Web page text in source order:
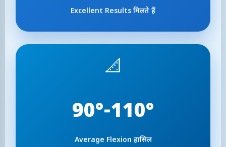
Excellent Results मिलते हैं
📐
90°-110°
Average Flexion हासिल